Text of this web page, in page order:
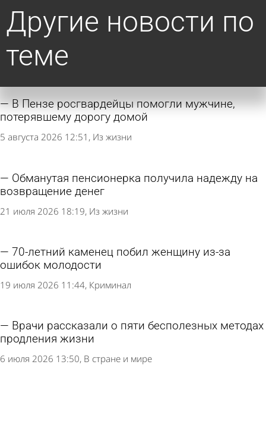
Другие новости по
теме
В Пензе росгвардейцы помогли мужчине,
потерявшему дорогу домой
5 августа 2026 12:51 Из жизни
Обманутая пенсионерка получила надежду на
возвращение денег
21 июля 2026 18:19 Из жизни
70-летний каменец побил женщину из-за
ошибок молодости
19 июля 2026 11:44 Криминал
Врачи рассказали о пяти бесполезных методах
продления жизни
6 июля 2026 13:50 В стране и мире